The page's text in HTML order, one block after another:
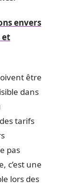
envers
et
être
dans
tarifs
pas
c’est une
lors des